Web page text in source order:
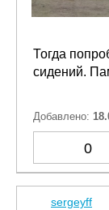
Тогда
сидений.
Добавлено:
0
sergeyff